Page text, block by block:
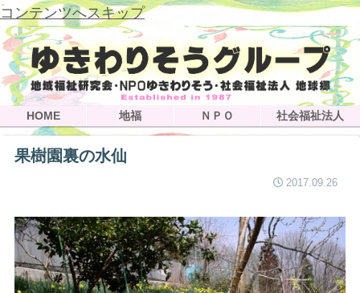
コンテンツへスキップ
HOME 地福 ＮＰＯ 社会福祉法人
果樹園裏の水仙
2017.09.26